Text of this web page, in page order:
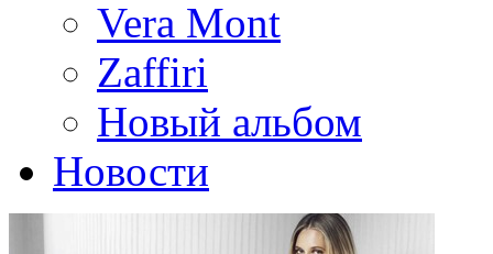
Vera Mont
Zaffiri
Новый альбом
Новости